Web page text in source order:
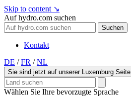
Skip to content ↘
Auf hydro.com suchen
Suchen
Kontakt
DE / FR / NL
Sie sind jetzt auf unserer Luxemburg Seite
Wählen Sie Ihre bevorzugte Sprache